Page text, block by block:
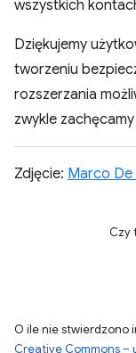
wszystkich
Dziękujemy
tworzeniu
rozszerzania
zwykle
Zdjęcie: Marco De
Czy
O ile nie stwierdzono
Creative Commons